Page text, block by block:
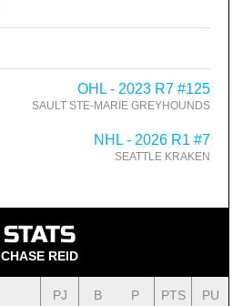
OHL - 2023 R7 #125
SAULT STE-MARIE GREYHOUNDS
NHL - 2026 R1 #7
SEATTLE KRAKEN
STATS
CHASE REID
PJ B P PTS PU